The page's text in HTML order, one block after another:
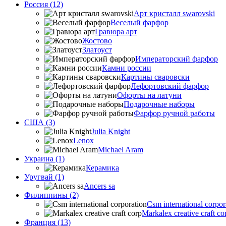
Россия (12)
Арт кристалл swarovski
Веселый фарфор
Гравюра арт
Жостово
Златоуст
Императорский фарфор
Камни россии
Картины сваровски
Лефортовский фарфор
Офорты на латуни
Подарочные наборы
Фарфор ручной работы
США (3)
Julia Knight
Lenox
Michael Aram
Украина (1)
Керамика
Уругвай (1)
Ancers sa
Филиппины (2)
Csm international
Markalex creative craft
Франция (13)